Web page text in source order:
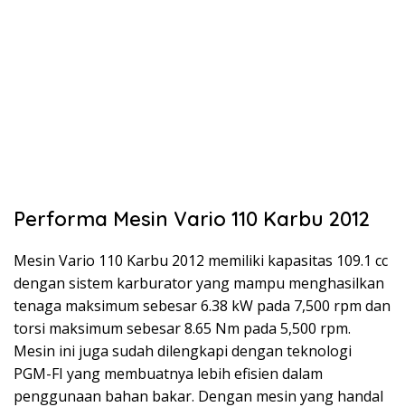
Performa Mesin Vario 110 Karbu 2012
Mesin Vario 110 Karbu 2012 memiliki kapasitas 109.1 cc
dengan sistem karburator yang mampu menghasilkan
tenaga maksimum sebesar 6.38 kW pada 7,500 rpm dan
torsi maksimum sebesar 8.65 Nm pada 5,500 rpm.
Mesin ini juga sudah dilengkapi dengan teknologi
PGM-FI yang membuatnya lebih efisien dalam
penggunaan bahan bakar. Dengan mesin yang handal